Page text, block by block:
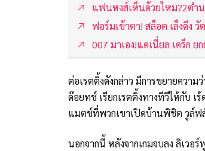
แฟนหงส์เห็นด้วยไหม?2ตำ
ฟอร์มเข้าตา! สล็อต เล็งดึง
007 มาเอง!แดเนี่ยล เคร็ก ย
ต่อเรตติ้งดังกล่าว มีการขยายควา
ด๊อยทช์ เรียกเรตติ้งทางทีวีให้กับ เ
แมตช์ที่พวกเขาเปิดบ้านพิชิต วูล์ฟ
นอกจากนี้ หลังจากเกมจบลง ลิเ